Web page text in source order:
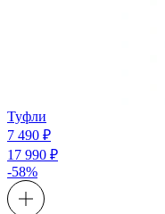
Туфли
7 490 ₽
17 990 ₽
-58%